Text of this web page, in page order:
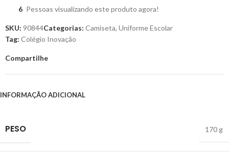
6 Pessoas visualizando este produto agora!
SKU: 90844Categorias: Camiseta, Uniforme Escolar
Tag: Colégio Inovação
Compartilhe
INFORMAÇÃO ADICIONAL
PESO 170 g